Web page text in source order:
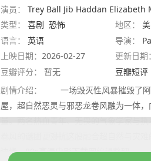
演员：
Trey Ball Jib Haddan Elizabeth
类型：
喜剧 恐怖 地区：
语言：
英语 导演：
Gerwen
上映日期： 2026-02-27
更新日期
豆瓣评分：
暂无
豆瓣短评
剧情介绍：
一场毁灭性风暴摧毁了阿
屋，超自然恶灵与邪恶龙卷风融为一体
边缘。80s高清电影下载网编辑整理